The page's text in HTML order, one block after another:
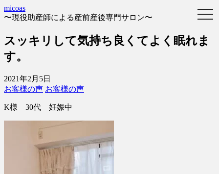
micoas
〜現役助産師による産前産後専門サロン〜
スッキリして気持ち良くてよく眠れま
す。
2021年2月5日
お客様の声 お客様の声
K様 30代 妊娠中